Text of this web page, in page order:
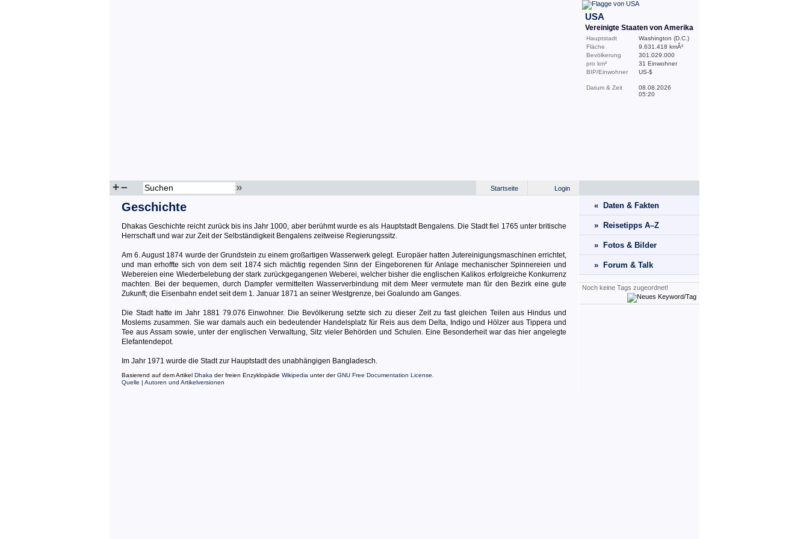
USA
Vereinigte Staaten von Amerika
Hauptstadt
Washington (D.C.)
Fläche
9.631.418 kmÂ²
Bevölkerung
301.029.000
pro km²
31 Einwohner
BIP/Einwohner
US-$
Datum & Zeit
08.08.2026
05:20
+– » Login
Startseite
Geschichte
Dhakas Geschichte reicht zurück bis ins Jahr 1000, aber berühmt wurde es als Hauptstadt Bengalens. Die Stadt fiel 1765 unter britische
Herrschaft und war zur Zeit der Selbständigkeit Bengalens zeitweise Regierungssitz.
Am 6. August 1874 wurde der Grundstein zu einem großartigen Wasserwerk gelegt. Europäer hatten Jutereinigungsmaschinen errichtet,
und man erhoffte sich von dem seit 1874 sich mächtig regenden Sinn der Eingeborenen für Anlage mechanischer Spinnereien und
Webereien eine Wiederbelebung der stark zurückgegangenen Weberei, welcher bisher die englischen Kalikos erfolgreiche Konkurrenz
machten. Bei der bequemen, durch Dampfer vermittelten Wasserverbindung mit dem Meer vermutete man für den Bezirk eine gute
Zukunft; die Eisenbahn endet seit dem 1. Januar 1871 an seiner Westgrenze, bei Goalundo am Ganges.
Die Stadt hatte im Jahr 1881 79.076 Einwohner. Die Bevölkerung setzte sich zu dieser Zeit zu fast gleichen Teilen aus Hindus und
Moslems zusammen. Sie war damals auch ein bedeutender Handelsplatz für Reis aus dem Delta, Indigo und Hölzer aus Tippera und
Tee aus Assam sowie, unter der englischen Verwaltung, Sitz vieler Behörden und Schulen. Eine Besonderheit war das hier angelegte
Elefantendepot.
Im Jahr 1971 wurde die Stadt zur Hauptstadt des unabhängigen Bangladesch.
Basierend auf dem Artikel Dhaka der freien Enzyklopädie Wikipedia unter derGNU Free Documentation License
Quelle | Autoren und Artikelversionen
« Daten & Fakten
» Reisetipps A–Z
» Fotos & Bilder
» Forum & Talk
Noch keine Tags zugeordnet!